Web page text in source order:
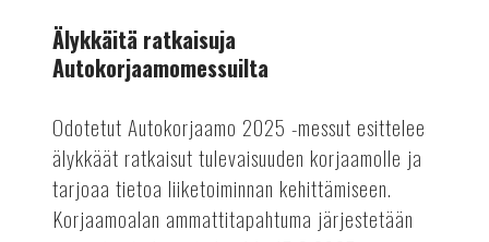
Älykkäitä ratkaisuja
Autokorjaamomessuilta
Odotetut Autokorjaamo 2025 -messut esittelee
älykkäät ratkaisut tulevaisuuden korjaamolle ja
tarjoaa tietoa liiketoiminnan kehittämiseen.
Korjaamoalan ammattitapahtuma järjestetään